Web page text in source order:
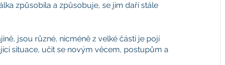
způsobila a způsobuje, se jim daří stále
jsou různé, nicméně z velké části je pojí
situace, učit se novým věcem, postupům a